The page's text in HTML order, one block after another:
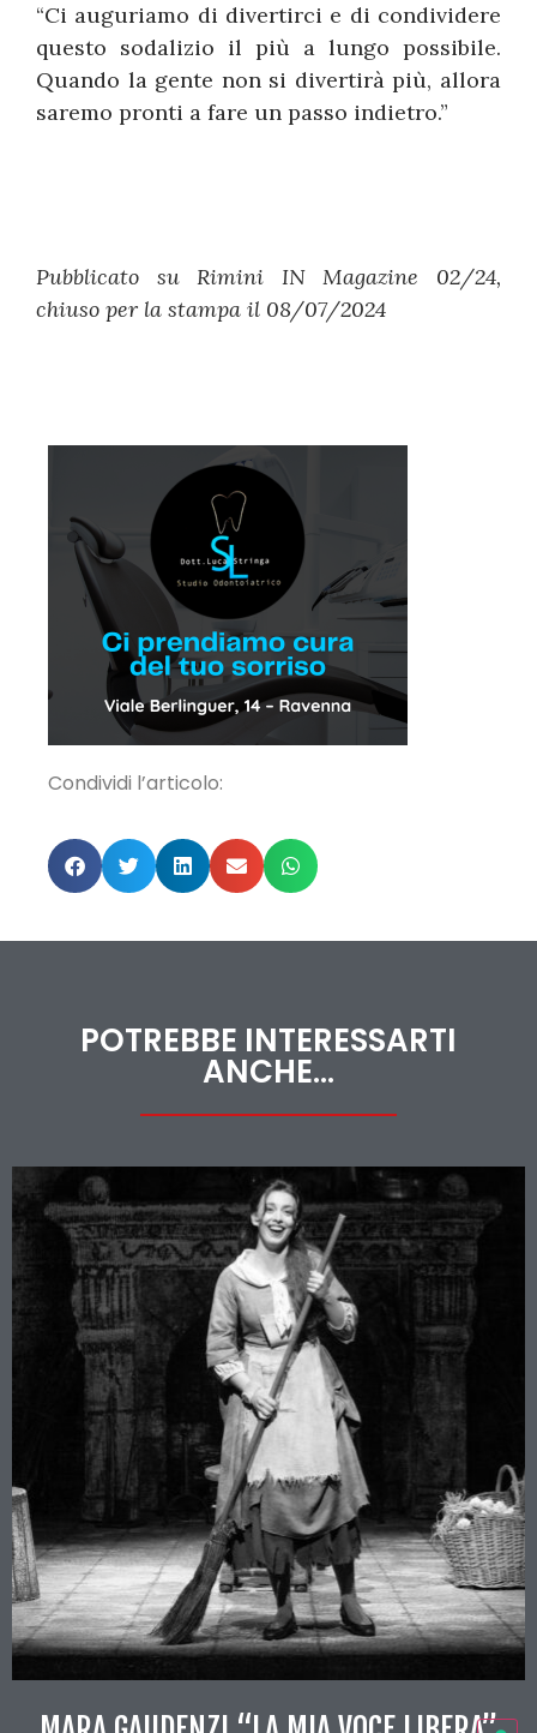
“Ci auguriamo di divertirci e di condividere
questo sodalizio il più a lungo possibile.
Quando la gente non si divertirà più, allora
saremo pronti a fare un passo indietro.”
Pubblicato su Rimini IN Magazine 02/24,
chiuso per la stampa il 08/07/2024
Condividi l’articolo:
POTREBBE INTERESSARTI
ANCHE...